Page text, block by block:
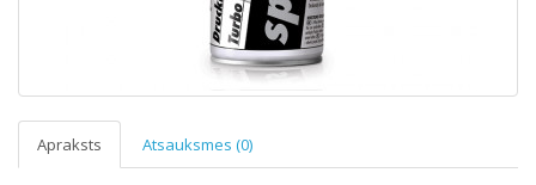
Apraksts Atsauksmes (0)